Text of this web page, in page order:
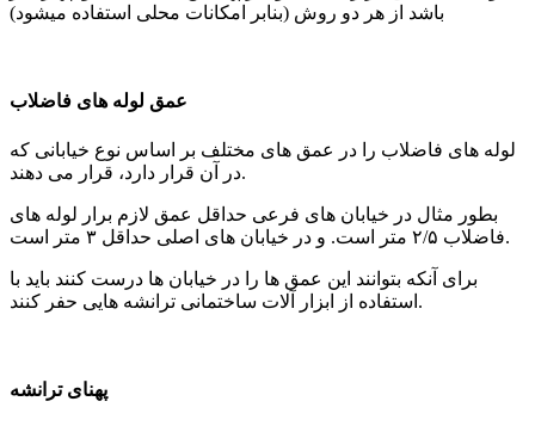
ﺑﺎﺷﺪ از ﻫﺮ دو روش (ﺑﻨﺎﺑﺮ اﻣﮑﺎﻧﺎت ﻣﺤﻠﯽ اﺳﺘﻔﺎده ﻣﯿﺸﻮد)
ﻋﻤﻖ ﻟﻮﻟﻪ ﻫﺎی ﻓﺎﺿﻼب
ﻟﻮﻟﻪ ﻫﺎی ﻓﺎﺿﻼب را در ﻋﻤﻖ ﻫﺎی ﻣﺨﺘﻠﻒ ﺑﺮ اﺳﺎس ﻧﻮع ﺧﯿﺎﺑﺎﻧﯽ ﮐﻪ
در آن ﻗﺮار دارد، ﻗﺮار ﻣﯽ دﻫﻨﺪ.
ﺑﻄﻮر ﻣﺜﺎل در ﺧﯿﺎﺑﺎن ﻫﺎی ﻓﺮﻋﯽ ﺣﺪاﻗﻞ ﻋﻤﻖ ﻻزم ﺑﺮار ﻟﻮﻟﻪ ﻫﺎی
ﻓﺎﺿﻼب ۲/۵ ﻣﺘﺮ اﺳﺖ. و در ﺧﯿﺎﺑﺎن ﻫﺎی اﺻﻠﯽ ﺣﺪاﻗﻞ ۳ ﻣﺘﺮ اﺳﺖ.
ﺑﺮای آﻧﮑﻪ ﺑﺘﻮاﻧﻨﺪ اﯾﻦ ﻋﻤﻖ ﻫﺎ را در ﺧﯿﺎﺑﺎن ﻫﺎ درﺳﺖ ﮐﻨﻨﺪ ﺑﺎﯾﺪ ﺑﺎ
اﺳﺘﻔﺎده از اﺑﺰار آﻻت ﺳﺎﺧﺘﻤﺎﻧﯽ ﺗﺮاﻧﺸﻪ ﻫﺎﯾﯽ ﺣﻔﺮ ﮐﻨﻨﺪ.
ﭘﻬﻨﺎی ﺗﺮاﻧﺸﻪ